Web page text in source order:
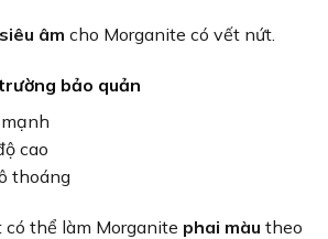
âm cho Morganite có vết nứt.
bảo quản
cao
thoáng
thể làm Morganite phai màu theo